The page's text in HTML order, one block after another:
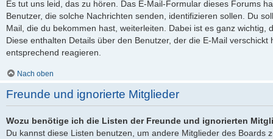
Es tut uns leid, das zu hören. Das E-Mail-Formular dieses Forums
Benutzer, die solche Nachrichten senden, identifizieren sollen. Du
Mail, die du bekommen hast, weiterleiten. Dabei ist es ganz wichtig,
Diese enthalten Details über den Benutzer, der die E-Mail
entsprechend reagieren.
Nach oben
Freunde und ignorierte Mitglieder
Wozu benötige ich die Listen der Freunde und ignorierten
Du kannst diese Listen benutzen, um andere Mitglieder des Boards